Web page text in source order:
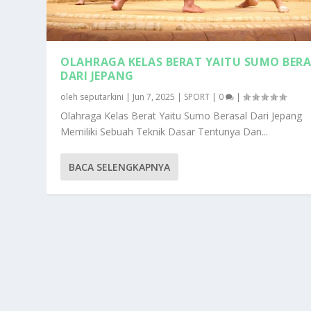
OLAHRAGA KELAS BERAT YAITU SUMO
DARI JEPANG
oleh seputarkini | Jun 7, 2025 | SPORT | 0 |
Olahraga Kelas Berat Yaitu Sumo Berasal Dari Jepang
Memiliki Sebuah Teknik Dasar Tentunya Dan...
BACA SELENGKAPNYA